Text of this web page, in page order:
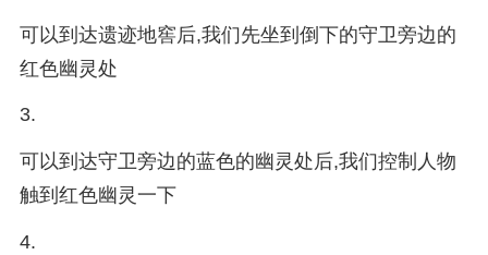
可以到达遗迹地窖后,我们先坐到倒下的守卫旁边的
红色幽灵处
3.
可以到达守卫旁边的蓝色的幽灵处后,我们控制人物
触到红色幽灵一下
4.